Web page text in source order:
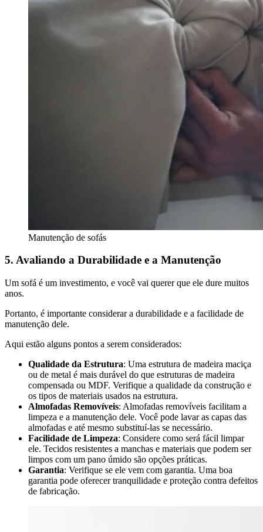
Manutenção de sofás
5. Avaliando a Durabilidade e a Manutenção
Um sofá é um investimento, e você vai querer que ele dure muitos
anos.
Portanto, é importante considerar a durabilidade e a facilidade de
manutenção dele.
Aqui estão alguns pontos a serem considerados:
Qualidade da Estrutura: Uma estrutura de madeira maciça
ou de metal é mais durável do que estruturas de madeira
compensada ou MDF. Verifique a qualidade da construção e
os tipos de materiais usados na estrutura.
Almofadas Removíveis: Almofadas removíveis facilitam a
limpeza e a manutenção dele. Você pode lavar as capas das
almofadas e até mesmo substituí-las se necessário.
Facilidade de Limpeza: Considere como será fácil limpar
ele. Tecidos resistentes a manchas e materiais que podem ser
limpos com um pano úmido são opções práticas.
Garantia: Verifique se ele vem com garantia. Uma boa
garantia pode oferecer tranquilidade e proteção contra defeitos
de fabricação.